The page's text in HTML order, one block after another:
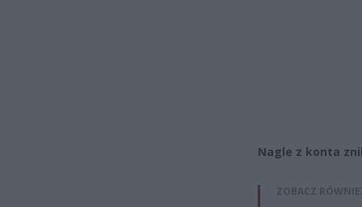
Nagle z konta
ZOBACZ